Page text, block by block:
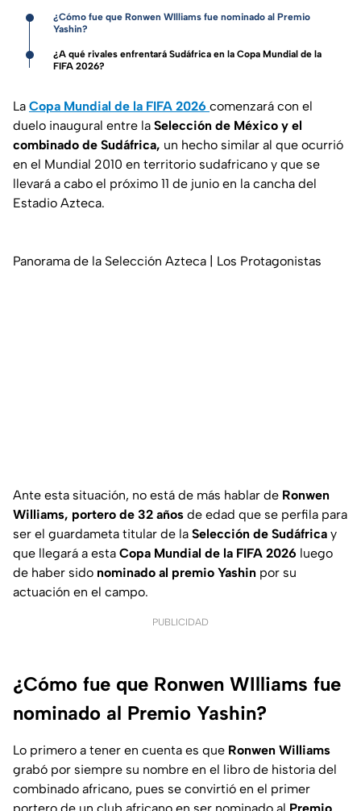
¿Cómo fue que Ronwen WIlliams fue nominado al Premio
Yashin?
¿A qué rivales enfrentará Sudáfrica en la Copa Mundial de la
FIFA 2026?
La Copa Mundial de la FIFA 2026 comenzará con el
duelo inaugural entre la Selección de México y el
combinado de Sudáfrica, un hecho similar al que ocurrió
en el Mundial 2010 en territorio sudafricano y que se
llevará a cabo el próximo 11 de junio en la cancha del
Estadio Azteca.
Panorama de la Selección Azteca | Los Protagonistas
Ante esta situación, no está de más hablar de Ronwen
Williams, portero de 32 años de edad que se perfila para
ser el guardameta titular de la Selección de Sudáfrica y
que llegará a esta Copa Mundial de la FIFA 2026 luego
de haber sido nominado al premio Yashin por su
actuación en el campo.
PUBLICIDAD
¿Cómo fue que Ronwen WIlliams fue
nominado al Premio Yashin?
Lo primero a tener en cuenta es que Ronwen Williams
grabó por siempre su nombre en el libro de historia del
combinado africano, pues se convirtió en el primer